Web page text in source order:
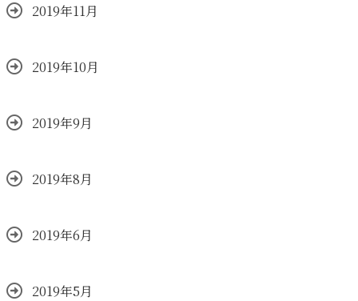
2019年11月
2019年10月
2019年9月
2019年8月
2019年6月
2019年5月